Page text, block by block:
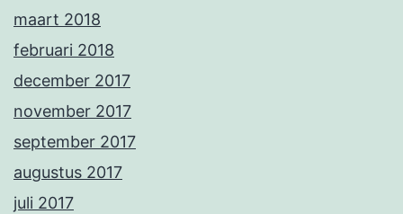
maart 2018
februari 2018
december 2017
november 2017
september 2017
augustus 2017
juli 2017